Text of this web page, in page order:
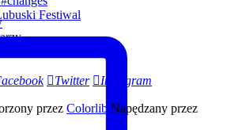
Festiwal
Twitter Instagram
przez Colorlib Napędzany przez